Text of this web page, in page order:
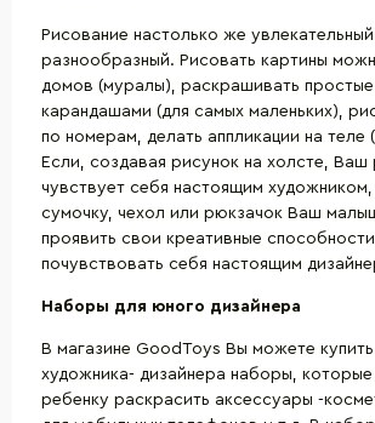
Рисование настолько же
разнообразный. Рисовать картины
домов (муралы), раскрашивать простые
карандашами (для самых маленьких),
по номерам, делать аппликации на теле
Если, создавая рисунок на холсте, Ваш
чувствует себя настоящим
сумочку, чехол или рюкзачок Ваш
проявить свои креативные
почувствовать себя настоящим
Наборы для юного дизайнера
В магазине GoodToys Вы можете
художника- дизайнера наборы,
ребенку раскрасить аксессуары -